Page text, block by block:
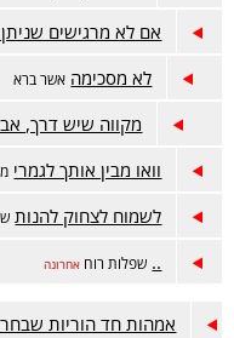
אם לא מרגישים
לא מסכימה אשר ברא
מקווה שיש דרך,
וואו מבין אותך לגמרי
לשמוח לצחוק להנות
.. שפלות רוח אחרונה
אמהות חד הוריות